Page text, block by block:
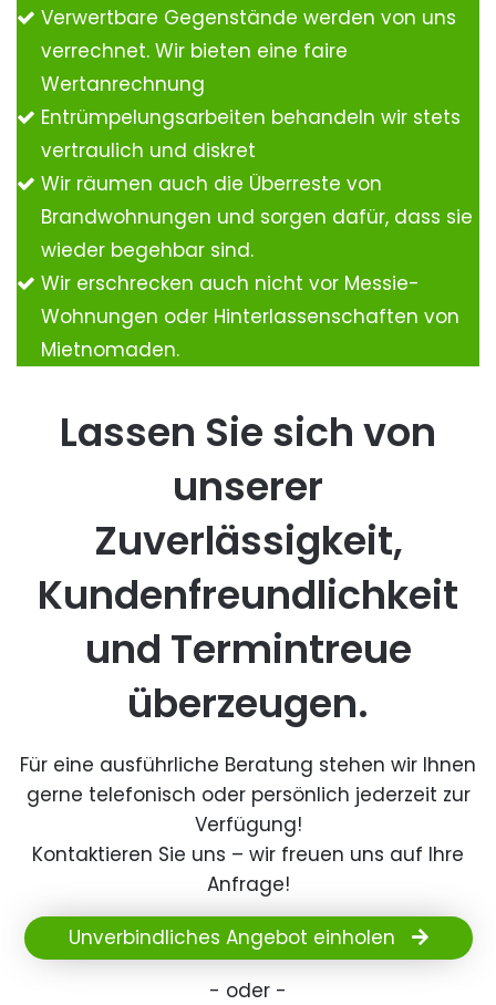
Verwertbare Gegenstände werden von uns
verrechnet. Wir bieten eine faire
Wertanrechnung
Entrümpelungsarbeiten behandeln wir stets
vertraulich und diskret
Wir räumen auch die Überreste von
Brandwohnungen und sorgen dafür, dass sie
wieder begehbar sind.
Wir erschrecken auch nicht vor Messie-
Wohnungen oder Hinterlassenschaften von
Mietnomaden.
Lassen Sie sich von
unserer
Zuverlässigkeit,
Kundenfreundlichkeit
und Termintreue
überzeugen.
Für eine ausführliche Beratung stehen wir Ihnen
gerne telefonisch oder persönlich jederzeit zur
Verfügung!
Kontaktieren Sie uns – wir freuen uns auf Ihre
Anfrage!
Unverbindliches Angebot einholen
- oder -